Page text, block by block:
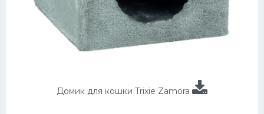
Домик для кошки Trixie Zamora